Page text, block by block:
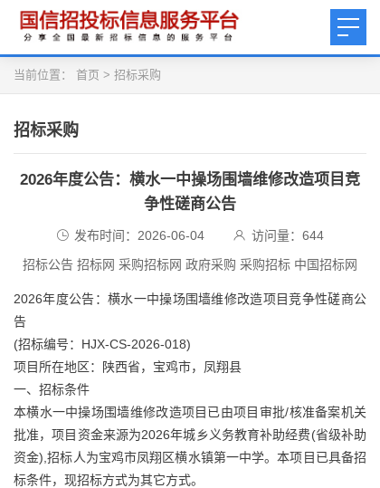
当前位置： 首页 > 招标采购
招标采购
2026年度公告：横水一中操场围墙维修改造项目竞
争性磋商公告
发布时间：2026-06-04 访问量： 644
招标公告 招标网 采购招标网 政府采购 采购招标 中国招标网
2026年度公告：横水一中操场围墙维修改造项目竞争性磋商公
告
(招标编号：HJX-CS-2026-018)
项目所在地区：陕西省，宝鸡市，凤翔县
一、招标条件
本横水一中操场围墙维修改造项目已由项目审批/核准备案机关
批准，项目资金来源为2026年城乡义务教育补助经费(省级补助
资金),招标人为宝鸡市凤翔区横水镇第一中学。本项目已具备招
标条件，现招标方式为其它方式。